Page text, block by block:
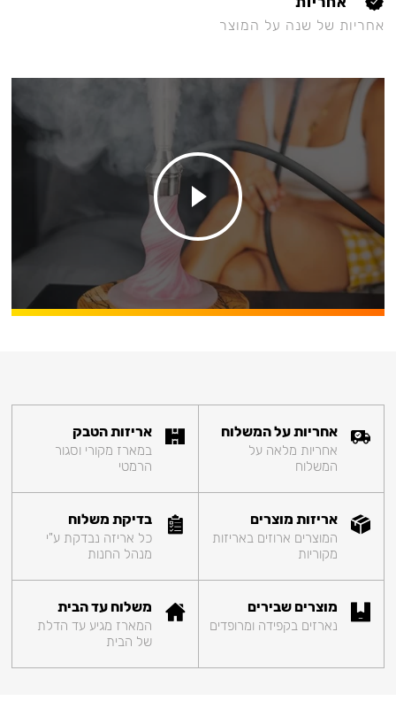
אחריות של שנה על המוצר
אחריות על המשלוח
אחריות מלאה על
המשלוח
אריזות הטבק
במארז מקורי וסגור
הרמטי
אריזות מוצרים
המוצרים ארוזים באריזות
מקוריות
בדיקת משלוח
כל אריזה נבדקת ע"י
מנהל החנות
מוצרים שבירים
נארזים בקפידה ומרופדים
משלוח עד הבית
המארז מגיע עד הדלת
של הבית